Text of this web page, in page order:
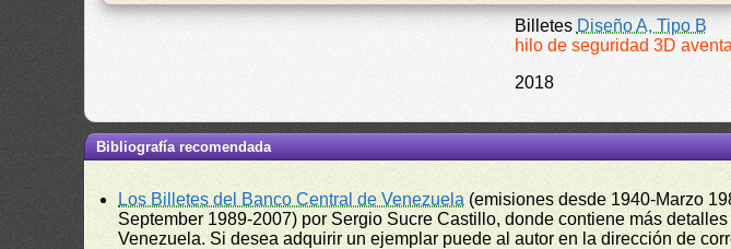
Billetes Diseño A, Tipo B
hilo de seguridad 3D
2018
Bibliografía recomendada
Los Billetes del Banco Central de Venezuela (emisiones desde 1940-Marzo
September 1989-2007) por Sergio Sucre Castillo, donde contiene más
Venezuela. Si desea adquirir un ejemplar puede al autor en la dirección de